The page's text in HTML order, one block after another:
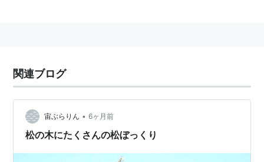
関連ブログ
宙ぶらりん • 6ヶ月前
松の木にたくさんの松ぼっくり